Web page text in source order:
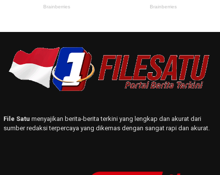
File Satu menyajikan berita-berita terkini yang lengkap dan akurat dari
sumber redaksi terpercaya yang dikemas dengan sangat rapi dan akurat.